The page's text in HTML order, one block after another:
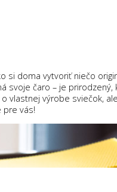
si doma vytvoriť niečo
svoje čaro – je prirodzený,
vlastnej výrobe sviečok,
pre vás!